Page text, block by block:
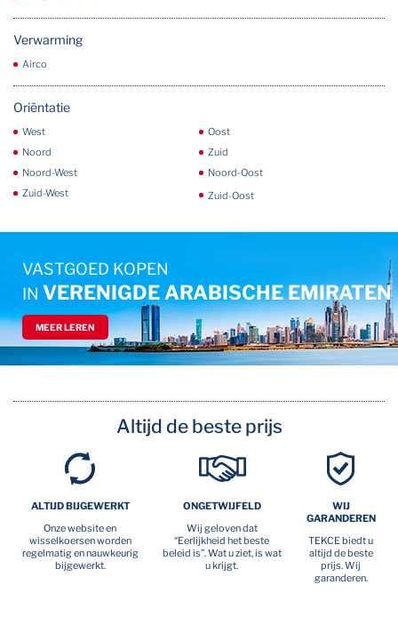
Verwarming
Airco
Oriëntatie
West
Oost
Noord
Zuid
Noord-West
Noord-Oost
Zuid-West
Zuid-Oost
VASTGOED KOPEN
IN VERENIGDE ARABISCHE EMIRATEN
MEER LEREN
Altijd de beste prijs
ALTIJD BIJGEWERKT
Onze website en
wisselkoersen worden
regelmatig en nauwkeurig
bijgewerkt.
ONGETWIJFELD
Wij geloven dat
“Eerlijkheid het beste
beleid is”. Wat u ziet, is wat
u krijgt.
WIJ
GARANDEREN
TEKCE biedt u
altijd de beste
prijs. Wij
garanderen.